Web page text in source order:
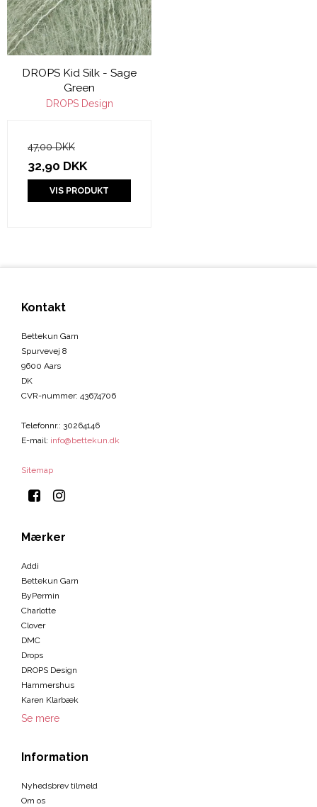
DROPS Kid Silk - Sage
Green
DROPS Design
47,00 DKK
32,90 DKK
VIS PRODUKT
Kontakt
Bettekun Garn
Spurvevej 8
9600 Aars
DK
CVR-nummer: 43674706
Telefonnr.: 30264146
E-mail: info@bettekun.dk
Sitemap
Mærker
Addi
Bettekun Garn
ByPermin
Charlotte
Clover
DMC
Drops
DROPS Design
Hammershus
Karen Klarbæk
Se mere
Information
Nyhedsbrev tilmeld
Om os